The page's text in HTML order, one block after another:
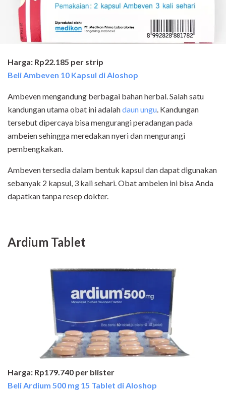
Harga: Rp22.185 per strip
Beli Ambeven 10 Kapsul di Aloshop
Ambeven mengandung berbagai bahan herbal. Salah satu
kandungan utama obat ini adalahdaun ungu. Kandungan
tersebut dipercaya bisa mengurangi peradangan pada
ambeien sehingga meredakan nyeri dan mengurangi
pembengkakan.
Ambeven tersedia dalam bentuk kapsul dan dapat digunakan
sebanyak 2 kapsul, 3 kali sehari. Obat ambeien ini bisa Anda
dapatkan tanpa resep dokter.
Ardium Tablet
Harga: Rp179.740 per blister
Beli Ardium 500 mg 15 Tablet di Aloshop